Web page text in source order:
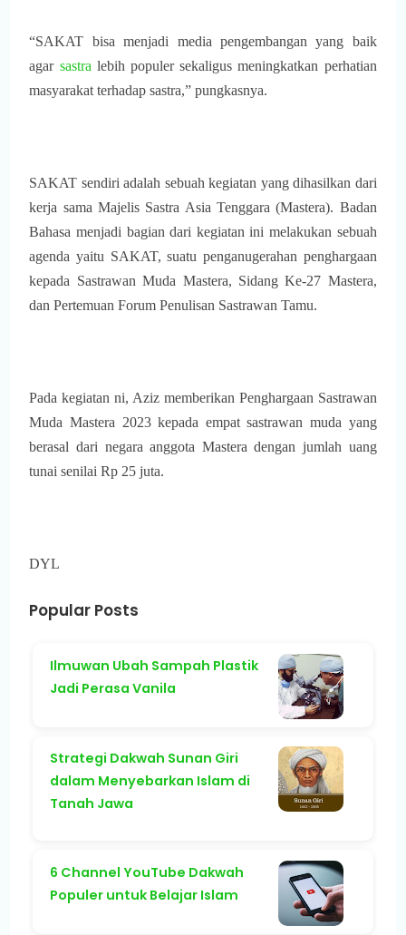
“SAKAT bisa menjadi media pengembangan yang baik
agar sastra lebih populer sekaligus meningkatkan perhatian
masyarakat terhadap sastra,” pungkasnya.
SAKAT sendiri adalah sebuah kegiatan yang dihasilkan dari
kerja sama Majelis Sastra Asia Tenggara (Mastera). Badan
Bahasa menjadi bagian dari kegiatan ini melakukan sebuah
agenda yaitu SAKAT, suatu penganugerahan penghargaan
kepada Sastrawan Muda Mastera, Sidang Ke-27 Mastera,
dan Pertemuan Forum Penulisan Sastrawan Tamu.
Pada kegiatan ni, Aziz memberikan Penghargaan Sastrawan
Muda Mastera 2023 kepada empat sastrawan muda yang
berasal dari negara anggota Mastera dengan jumlah uang
tunai senilai Rp 25 juta.
DYL
Popular Posts
Ilmuwan Ubah Sampah Plastik
Jadi Perasa Vanila
Strategi Dakwah Sunan Giri
dalam Menyebarkan Islam di
Tanah Jawa
6 Channel YouTube Dakwah
Populer untuk Belajar Islam